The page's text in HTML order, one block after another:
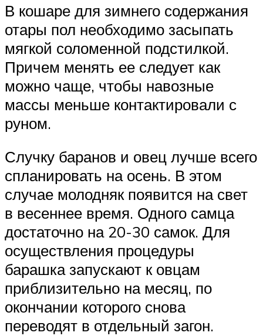
В кошаре для зимнего содержания
отары пол необходимо засыпать
мягкой соломенной подстилкой.
Причем менять ее следует как
можно чаще, чтобы навозные
массы меньше контактировали с
руном.
Случку баранов и овец лучше всего
спланировать на осень. В этом
случае молодняк появится на свет
в весеннее время. Одного самца
достаточно на 20-30 самок. Для
осуществления процедуры
барашка запускают к овцам
приблизительно на месяц, по
окончании которого снова
переводят в отдельный загон.